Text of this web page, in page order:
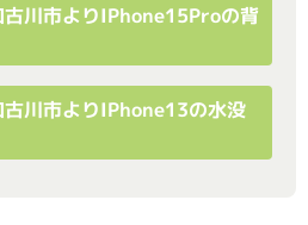
川市よりiPhone15Proの背
川市よりiPhone13の水没